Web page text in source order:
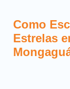
Como
Estrelas